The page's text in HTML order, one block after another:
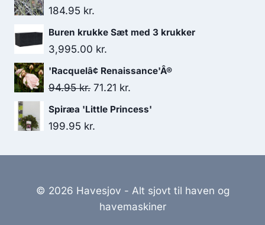
184.95 kr.
Buren krukke Sæt med 3 krukker
3,995.00 kr.
'Racquelâ¢ Renaissance'Â®
94.95kr. Den
oprindelige
94.95 kr..
71.21 kr.
aktuelle
71.21 kr..
Spiræa 'Little Princess'
199.95 kr.
© 2026 Havesjov - Alt sjovt til haven og
havemaskiner